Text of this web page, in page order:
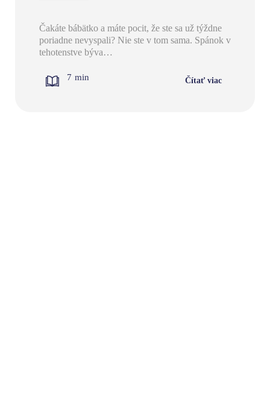
Čakáte bábätko a máte pocit, že ste sa už týždne
poriadne nevyspali? Nie ste v tom sama. Spánok v
tehotenstve býva…
7 min Čítať viac